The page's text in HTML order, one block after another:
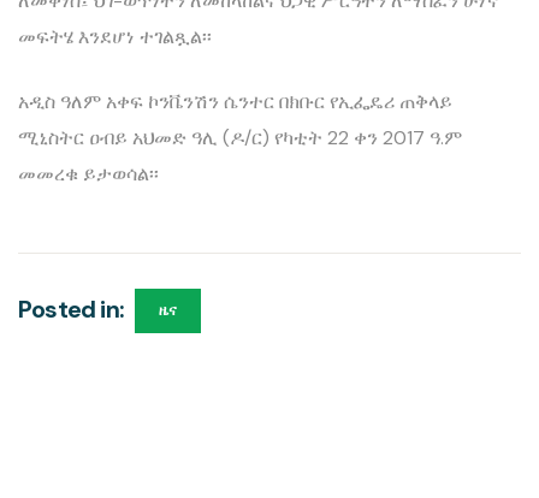
መፍትሄ እንደሆነ ተገልጿል፡፡
አዲስ ዓለም አቀፍ ኮንቬንሽን ሴንተር በክቡር የኢፌዴሪ ጠቅላይ
ሚኒስትር ዐብይ አህመድ ዓሊ (ዶ/ር) የካቲት 22 ቀን 2017 ዓ.ም
መመረቁ ይታወሳል፡፡
Posted in: ዜና